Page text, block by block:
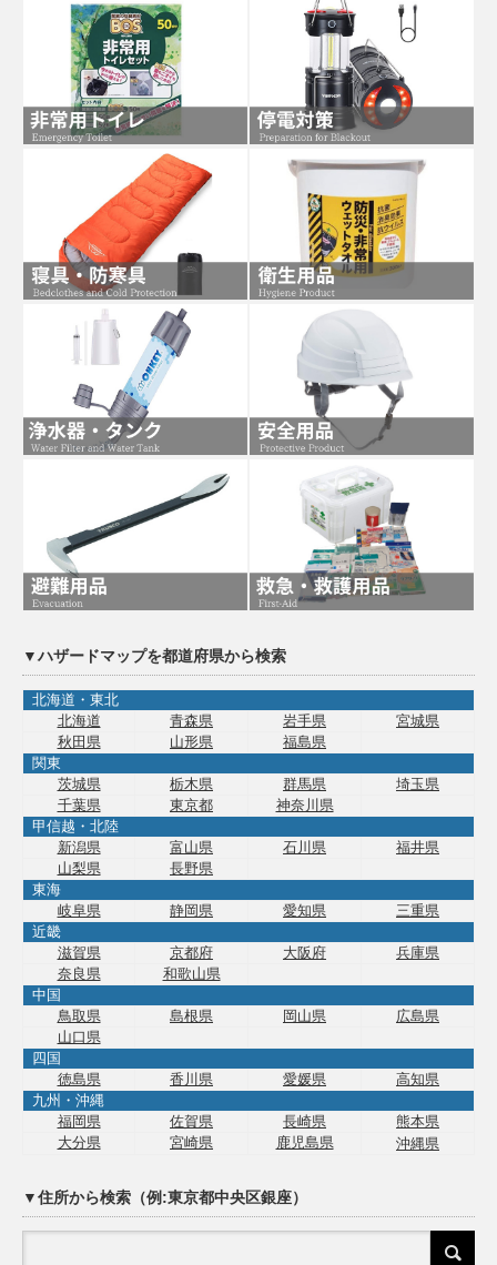
▼ハザードマップを都道府県から検索
北海道・東北
北海道
青森県 岩手県
宮城県
秋田県
山形県
福島県
関東
茨城県
栃木県 群馬県
埼玉県
千葉県
東京都
神奈川県
甲信越・北陸
新潟県
富山県 石川県
福井県
山梨県
長野県
東海
岐阜県
静岡県 愛知県
三重県
近畿
滋賀県
京都府 大阪府
兵庫県
奈良県
和歌山県
中国
鳥取県
島根県 岡山県
広島県
山口県
四国
徳島県
香川県 愛媛県
高知県
九州・沖縄
福岡県
佐賀県 長崎県
熊本県
大分県
宮崎県 鹿児島県 沖縄県
▼住所から検索（例:東京都中央区銀座）